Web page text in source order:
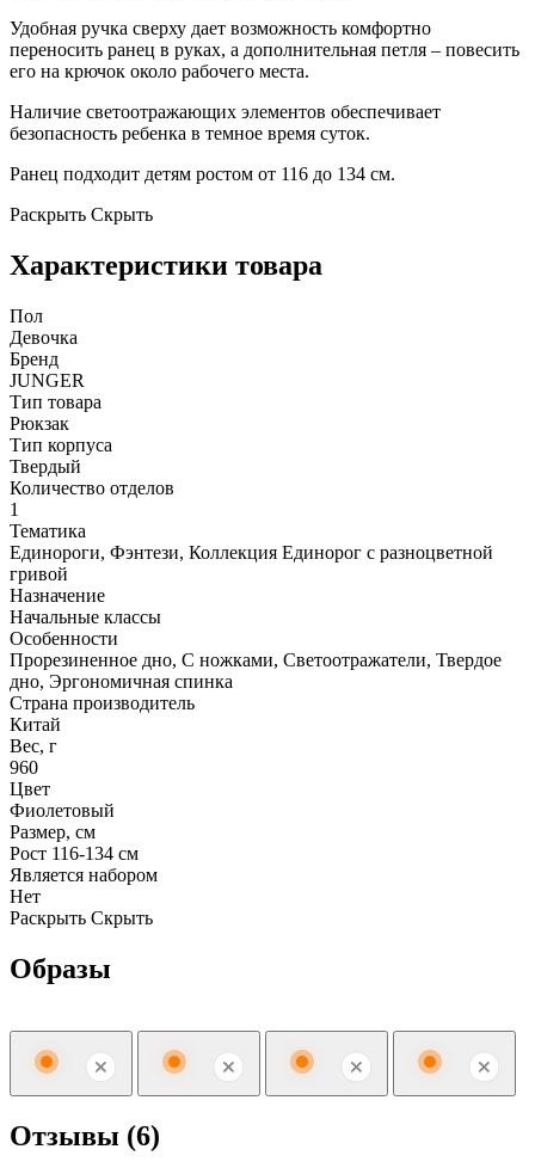
Удобная ручка сверху дает возможность комфортно
переносить ранец в руках, а дополнительная петля – повесить
его на крючок около рабочего места.
Наличие светоотражающих элементов обеспечивает
безопасность ребенка в темное время суток.
Ранец подходит детям ростом от 116 до 134 см.
Раскрыть Скрыть
Характеристики товара
Пол
Девочка
Бренд
JUNGER
Тип товара
Рюкзак
Тип корпуса
Твердый
Количество отделов
1
Тематика
Единороги, Фэнтези, Коллекция Единорог с разноцветной
гривой
Назначение
Начальные классы
Особенности
Прорезиненное дно, С ножками, Светоотражатели, Твердое
дно, Эргономичная спинка
Страна производитель
Китай
Вес, г
960
Цвет
Фиолетовый
Размер, см
Рост 116-134 см
Является набором
Нет
Раскрыть Скрыть
Образы
Отзывы (6)